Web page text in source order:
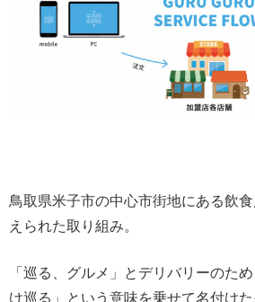
鳥取県米子市の中心市街地にある飲
えられた取り組み。
「巡る、グルメ」とデリバリーのた
け巡る」という意味を乗せて名付けた